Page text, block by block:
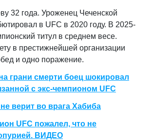
32 года. Уроженец Чеченской
в UFC в 2020 году. В 2025-
титул в среднем весе.
в престижнейшей организации
и одно поражение.
грани смерти боец шокировал
с экс-чемпионом UFC
верит во врага Хабиба
UFC пожалел, что не
ВИДЕО